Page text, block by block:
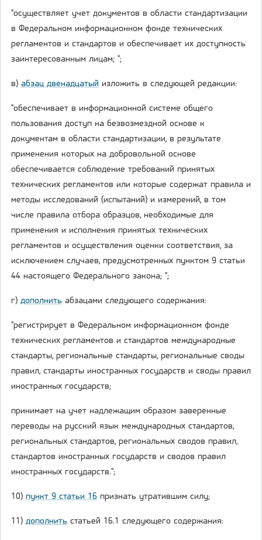
"осуществляет учет документов в области стандартизации
в Федеральном информационном фонде технических
регламентов и стандартов и обеспечивает их доступность
заинтересованным лицам; ";
в) абзац двенадцатый изложить в следующей редакции:
"обеспечивает в информационной системе общего
пользования доступ на безвозмездной основе к
документам в области стандартизации, в результате
применения которых на добровольной основе
обеспечивается соблюдение требований принятых
технических регламентов или которые содержат правила и
методы исследований (испытаний) и измерений, в том
числе правила отбора образцов, необходимые для
применения и исполнения принятых технических
регламентов и осуществления оценки соответствия, за
исключением случаев, предусмотренных пунктом 9 статьи
44 настоящего Федерального закона; ";
г) дополнить абзацами следующего содержания:
"регистрирует в Федеральном информационном фонде
технических регламентов и стандартов международные
стандарты, региональные стандарты, региональные своды
правил, стандарты иностранных государств и своды правил
иностранных государств;
принимает на учет надлежащим образом заверенные
переводы на русский язык международных стандартов,
региональных стандартов, региональных сводов правил,
стандартов иностранных государств и сводов правил
иностранных государств.";
10) пункт 9 статьи 16 признать утратившим силу;
11) дополнить статьей 16.1 следующего содержания: